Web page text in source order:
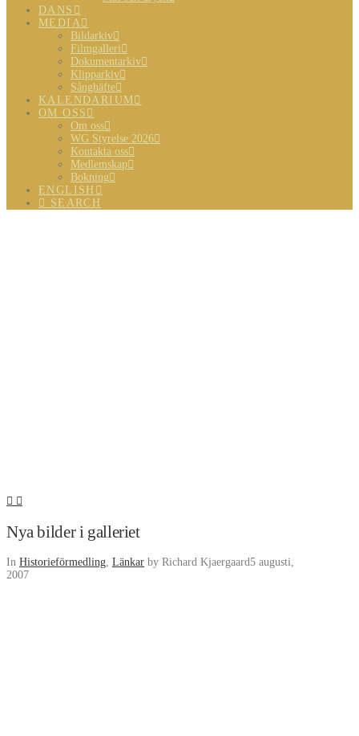
DANS
MEDIA
Bildarkiv
Filmgalleri
Dokumentarkiv
Klipparkiv
Sånghäfte
KALENDARIUM
OM OSS
Om oss
WG Styrelse 2026
Kontakta oss
Medlemskap
Bokning
ENGLISH
SEARCH
Nya bilder i galleriet
In Historieförmedling, Länkar by Richard Kjaergaard5 augusti,
2007